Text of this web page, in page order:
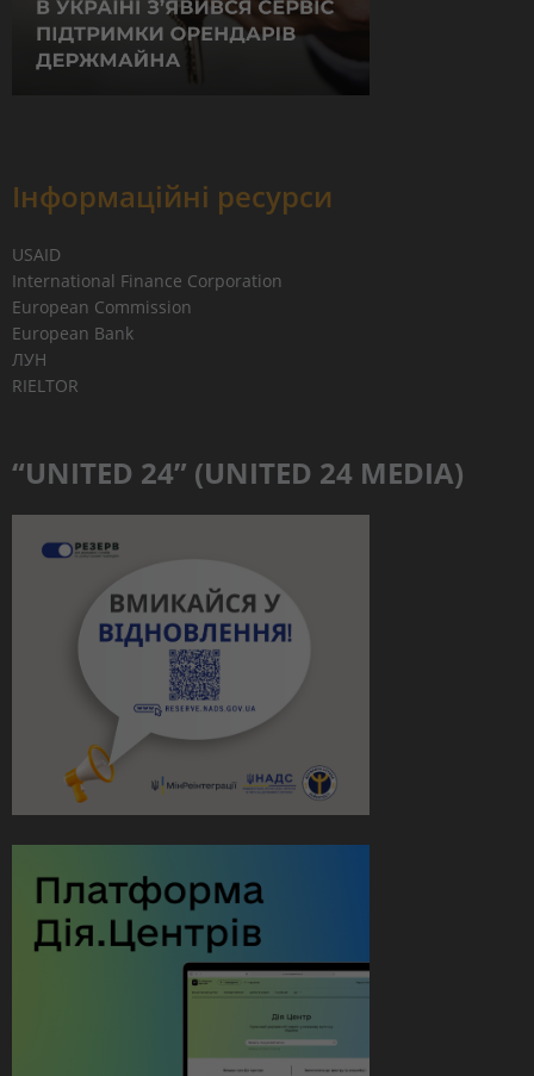
Інформаційні ресурси
USAID
International Finance Corporation
European Commission
European Bank
ЛУН
RIELTOR
“UNITED 24” (UNITED 24 MEDIA)